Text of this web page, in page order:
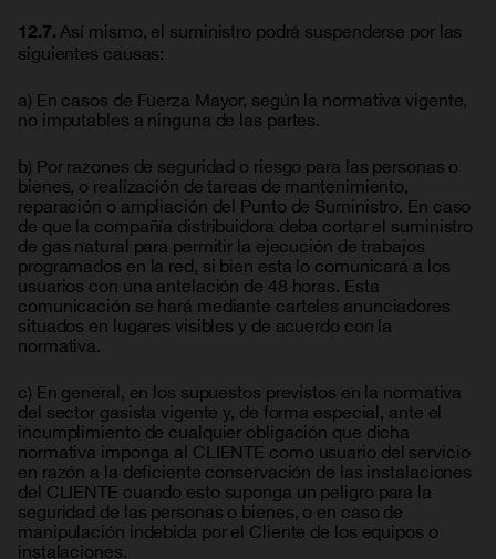
12.7. Así mismo, el suministro podrá suspenderse por las
siguientes causas:
a) En casos de Fuerza Mayor, según la normativa vigente,
no imputables a ninguna de las partes.
b) Por razones de seguridad o riesgo para las personas o
bienes, o realización de tareas de mantenimiento,
reparación o ampliación del Punto de Suministro. En caso
de que la compañía distribuidora deba cortar el suministro
de gas natural para permitir la ejecución de trabajos
programados en la red, si bien esta lo comunicará a los
usuarios con una antelación de 48 horas. Esta
comunicación se hará mediante carteles anunciadores
situados en lugares visibles y de acuerdo con la
normativa.
c) En general, en los supuestos previstos en la normativa
del sector gasista vigente y, de forma especial, ante el
incumplimiento de cualquier obligación que dicha
normativa imponga al CLIENTE como usuario del servicio
en razón a la deficiente conservación de las instalaciones
del CLIENTE cuando esto suponga un peligro para la
seguridad de las personas o bienes, o en caso de
manipulación indebida por el Cliente de los equipos o
instalaciones.